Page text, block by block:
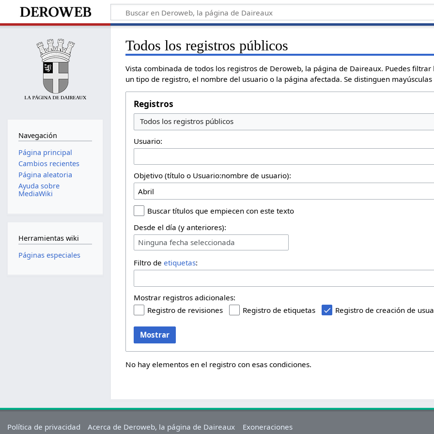
Todos los registros públicos
Vista combinada de todos los registros de Deroweb, la página de Daireaux. Puedes
un tipo de registro, el nombre del usuario o la página afectada. Se distinguen
Registros
Todos los registros públicos
Usuario:
Objetivo (título o Usuario:nombre de usuario):
Buscar títulos que empiecen con este texto
Desde el día (y anteriores):
Ninguna fecha seleccionada
Filtro deetiquetas:
Mostrar registros adicionales:
Registro de revisiones
Registro de etiquetas Registro de creación de
Mostrar
No hay elementos en el registro con esas condiciones.
Navegación
Página principal
Cambios recientes
Página aleatoria
Ayuda sobre
MediaWiki
Herramientas wiki
Páginas especiales
Política de privacidad Acerca de Deroweb, la página de Daireaux Exoneraciones